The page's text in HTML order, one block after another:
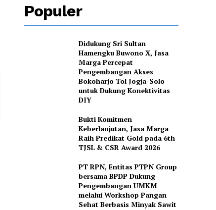
Populer
Didukung Sri Sultan
Hamengku Buwono X, Jasa
Marga Percepat
Pengembangan Akses
Bokoharjo Tol Jogja-Solo
untuk Dukung Konektivitas
DIY
Bukti Komitmen
Keberlanjutan, Jasa Marga
Raih Predikat Gold pada 6th
TJSL & CSR Award 2026
PT RPN, Entitas PTPN Group
bersama BPDP Dukung
Pengembangan UMKM
melalui Workshop Pangan
Sehat Berbasis Minyak Sawit